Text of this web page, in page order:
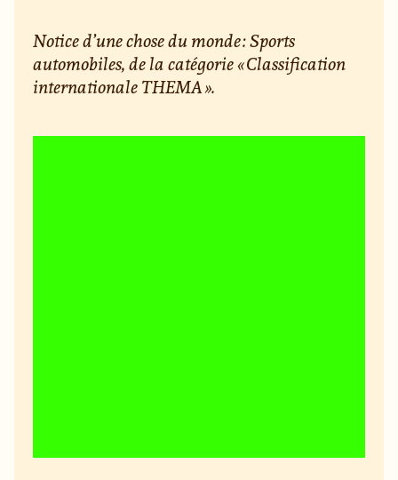
Notice d’une chose du monde : Sports
automobiles, de la catégorie « Classification
internationale THEMA ».